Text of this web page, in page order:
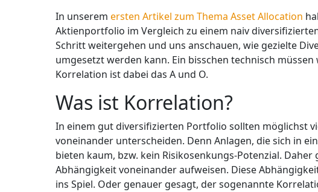
In unserem ersten Artikel zum Thema Asset Allocation
Aktienportfolio im Vergleich zu einem naiv
Schritt weitergehen und uns anschauen, wie gezielte
umgesetzt werden kann. Ein bisschen technisch
Korrelation ist dabei das A und O.
Was ist Korrelation?
In einem gut diversifizierten Portfolio sollten möglichst
voneinander unterscheiden. Denn Anlagen, die sich in
bieten kaum, bzw. kein Risikosenkungs-Potenzial.
Abhängigkeit voneinander aufweisen. Diese
ins Spiel. Oder genauer gesagt, der sogenannte